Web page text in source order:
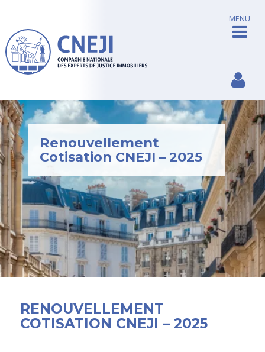
MENU
Renouvellement
Cotisation CNEJI – 2025
RENOUVELLEMENT
COTISATION CNEJI – 2025